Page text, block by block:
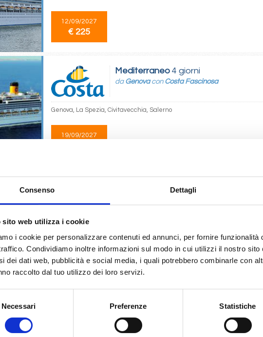
Consenso Dettagli
sito web utilizza i cookie
i cookie per personalizzare contenuti ed annunci, per fornire
Condividiamo inoltre informazioni sul modo in cui utilizzi il nostro
dei dati web, pubblicità e social media, i quali potrebbero combinarle con
raccolto dal tuo utilizzo dei loro servizi.
Necessari Preferenze Statistiche
12/09/2027
€ 225
Mediterraneo 4 giorni
da Genovacon Costa Fascinosa
Genova, La Spezia, Civitavecchia, Salerno
19/09/2027
Costa Fascinosa
Salerno, Catania, La Seyne, Savona
27/10/2027
€ 235
daSavona